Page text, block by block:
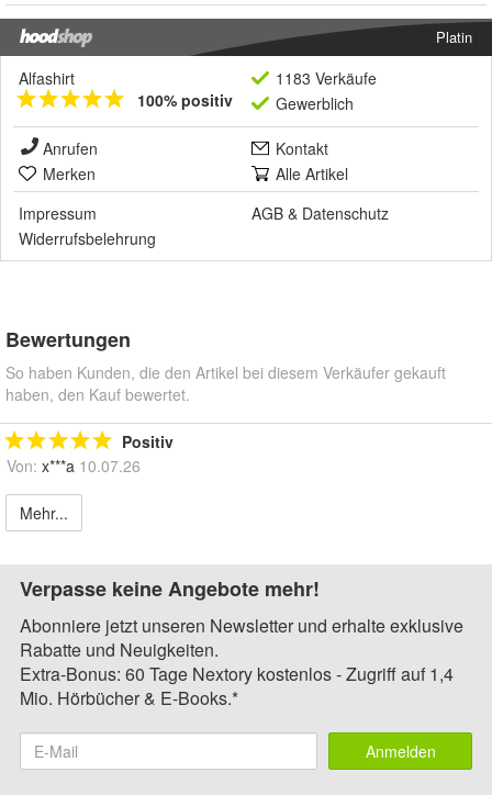
Platin
Alfashirt
100% positiv
1183 Verkäufe
Gewerblich
Anrufen
Kontakt
Merken
Alle Artikel
Impressum
AGB & Datenschutz
Widerrufsbelehrung
Bewertungen
So haben Kunden, die den Artikel bei diesem Verkäufer gekauft
haben, den Kauf bewertet.
Positiv
Von: x***a 10.07.26
Mehr...
Verpasse keine Angebote mehr!
Abonniere jetzt unseren Newsletter und erhalte exklusive
Rabatte und Neuigkeiten.
Extra-Bonus: 60 Tage Nextory kostenlos - Zugriff auf 1,4
Mio. Hörbücher & E-Books.*
Anmelden